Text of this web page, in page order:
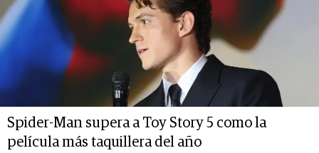
Spider-Man supera a Toy Story 5 como la
película más taquillera del año